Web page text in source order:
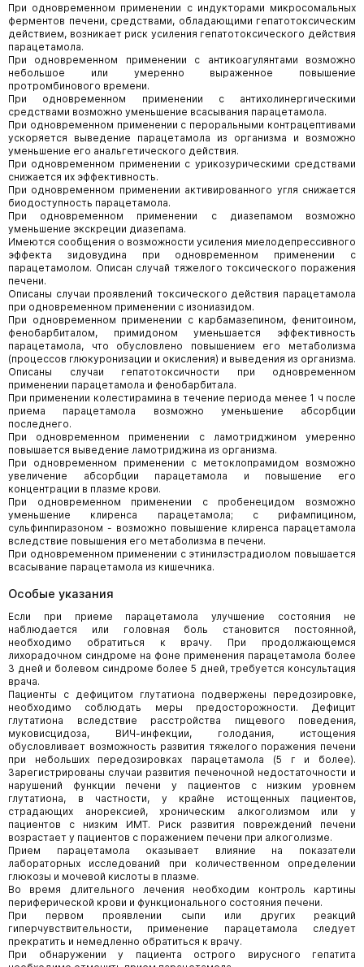
При одновременном применении с индукторами микросомальных
ферментов печени, средствами, обладающими гепатотоксическим
действием, возникает риск усиления гепатотоксического действия
парацетамола.
При одновременном применении с антикоагулянтами возможно
небольшое или умеренно выраженное повышение
протромбинового времени.
При одновременном применении с антихолинергическими
средствами возможно уменьшение всасывания парацетамола.
При одновременном применении с пероральными контрацептивами
ускоряется выведение парацетамола из организма и возможно
уменьшение его анальгетического действия.
При одновременном применении с урикозурическими средствами
снижается их эффективность.
При одновременном применении активированного угля снижается
биодоступность парацетамола.
При одновременном применении с диазепамом возможно
уменьшение экскреции диазепама.
Имеются сообщения о возможности усиления миелодепрессивного
эффекта зидовудина при одновременном применении с
парацетамолом. Описан случай тяжелого токсического поражения
печени.
Описаны случаи проявлений токсического действия парацетамола
при одновременном применении с изониазидом.
При одновременном применении с карбамазепином, фенитоином,
фенобарбиталом, примидоном уменьшается эффективность
парацетамола, что обусловлено повышением его метаболизма
(процессов глюкуронизации и окисления) и выведения из организма.
Описаны случаи гепатотоксичности при одновременном
применении парацетамола и фенобарбитала.
При применении колестирамина в течение периода менее 1 ч после
приема парацетамола возможно уменьшение абсорбции
последнего.
При одновременном применении с ламотриджином умеренно
повышается выведение ламотриджина из организма.
При одновременном применении с метоклопрамидом возможно
увеличение абсорбции парацетамола и повышение его
концентрации в плазме крови.
При одновременном применении с пробенецидом возможно
уменьшение клиренса парацетамола; с рифампицином,
сульфинпиразоном - возможно повышение клиренса парацетамола
вследствие повышения его метаболизма в печени.
При одновременном применении с этинилэстрадиолом повышается
всасывание парацетамола из кишечника.
Особые указания
Если при приеме парацетамола улучшение состояния не
наблюдается или головная боль становится постоянной,
необходимо обратиться к врачу. При продолжающемся
лихорадочном синдроме на фоне применения парацетамола более
3 дней и болевом синдроме более 5 дней, требуется консультация
врача.
Пациенты с дефицитом глутатиона подвержены передозировке,
необходимо соблюдать меры предосторожности. Дефицит
глутатиона вследствие расстройства пищевого поведения,
муковисцидоза, ВИЧ-инфекции, голодания, истощения
обусловливает возможность развития тяжелого поражения печени
при небольших передозировках парацетамола (5 г и более).
Зарегистрированы случаи развития печеночной недостаточности и
нарушений функции печени у пациентов с низким уровнем
глутатиона, в частности, у крайне истощенных пациентов,
страдающих анорексией, хроническим алкоголизмом или у
пациентов с низким ИМТ. Риск развития повреждений печени
возрастает у пациентов с поражением печени при алкоголизме.
Прием парацетамола оказывает влияние на показатели
лабораторных исследований при количественном определении
глюкозы и мочевой кислоты в плазме.
Во время длительного лечения необходим контроль картины
периферической крови и функционального состояния печени.
При первом проявлении сыпи или других реакций
гиперчувствительности, применение парацетамола следует
прекратить и немедленно обратиться к врачу.
При обнаружении у пациента острого вирусного гепатита